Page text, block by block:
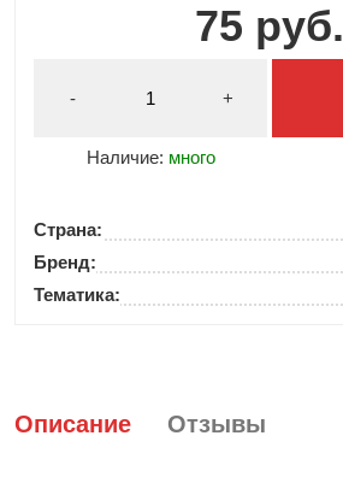
75 руб.
- +
Наличие: много
Страна:
Бренд:
Тематика:
Описание Отзывы